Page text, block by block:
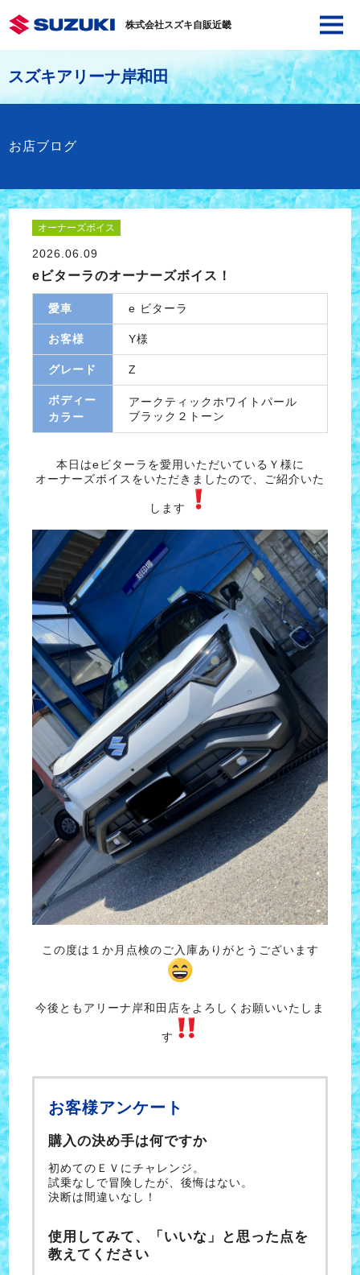
株式会社スズキ自販近畿
スズキアリーナ岸和田
お店ブログ
オーナーズボイス
2026.06.09
eビターラのオーナーズボイス！
愛車 e ビターラ
お客様 Y様
グレード Z
ボディー
カラー
アークティックホワイトパール
ブラック２トーン
本日はeビターラを愛用いただいているＹ様に
オーナーズボイスをいただきましたので、ご紹介いた
します
この度は１か月点検のご入庫ありがとうございます
今後ともアリーナ岸和田店をよろしくお願いいたしま
す
お客様アンケート
購入の決め手は何ですか
初めてのＥＶにチャレンジ。
試乗なしで冒険したが、後悔はない。
決断は間違いなし！
使用してみて、「いいな」と思った点を
教えてください